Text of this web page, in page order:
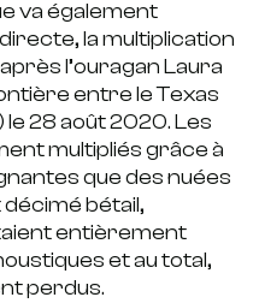
va également
la multiplication
l’ouragan Laura
entre le Texas
le 28 août 2020. Les
multipliés grâce à
que des nuées
bétail,
entièrement
et au total,
perdus.